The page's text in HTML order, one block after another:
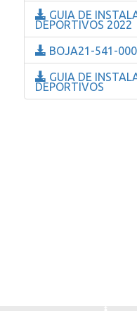
GUIA DE
DEPORTIVOS 2022
BOJA21-541-
GUIA DE
DEPORTIVOS